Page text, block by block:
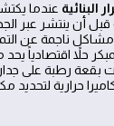
عندما
أن ينتشر عبر
ناجمة عن
حلاً اقتصادياً يحد
بقعة رطبة على جدار
حرارية لتحديد